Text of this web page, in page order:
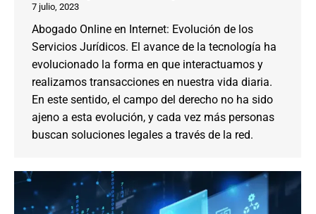
7 julio, 2023
Abogado Online en Internet: Evolución de los
Servicios Jurídicos. El avance de la tecnología ha
evolucionado la forma en que interactuamos y
realizamos transacciones en nuestra vida diaria.
En este sentido, el campo del derecho no ha sido
ajeno a esta evolución, y cada vez más personas
buscan soluciones legales a través de la red.